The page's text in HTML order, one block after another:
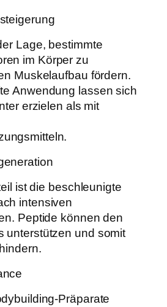
Lage, bestimmte
im Körper zu
Muskelaufbau fördern.
Anwendung lassen sich
erzielen als mit
ist die beschleunigte
intensiven
Peptide können den
unterstützen und somit
Präparate